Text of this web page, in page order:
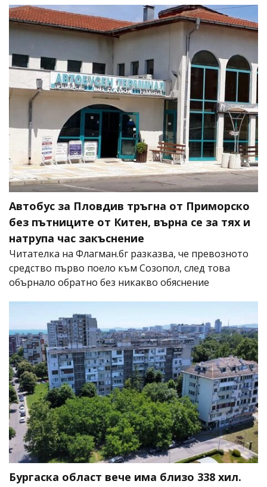
Автобус за Пловдив тръгна от Приморско
без пътниците от Китен, върна се за тях и
натрупа час закъснение
Читателка на Флагман.бг разказва, че превозното
средство първо поело към Созопол, след това
обърнало обратно без никакво обяснение
Бургаска област вече има близо 338 хил.